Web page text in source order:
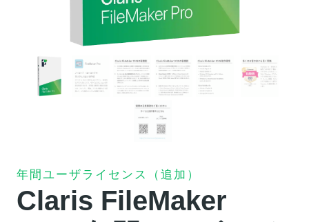
年間ユーザライセンス（追加）
Claris FileMaker